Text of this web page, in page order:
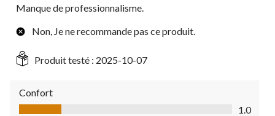
Manque de professionnalisme.
Non, Je ne recommande pas ce produit.
Produit testé : 2025-10-07
Confort
Confort, 1.0 sur 5
1.0